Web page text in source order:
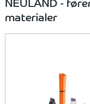
materialer